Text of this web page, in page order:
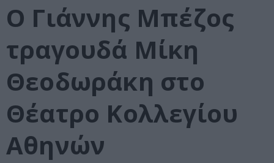
Ο Γιάννης Μπέζος
τραγουδά Μίκη
Θεοδωράκη στο
Θέατρο Κολλεγίου
Αθηνών